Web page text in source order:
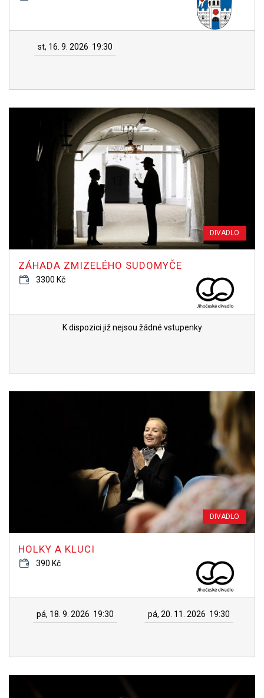
st, 16. 9. 2026 19:30
DIVADLO
ZÁHADA ZMIZELÉHO SUDOMYČE
3300 Kč
K dispozici již nejsou žádné vstupenky
DIVADLO
HOLKY A KLUCI
390 Kč
pá, 18. 9. 2026 19:30 pá, 20. 11. 2026 19:30